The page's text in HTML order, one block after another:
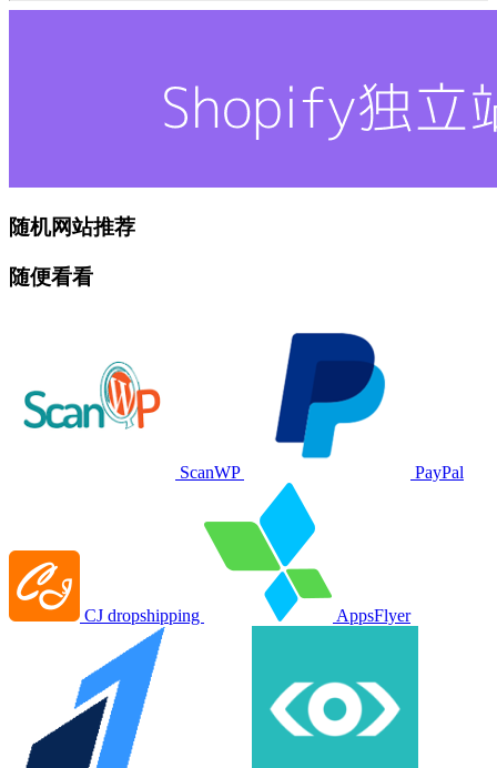
随机网站推荐
随便看看
ScanWP PayPal
CJ dropshipping AppsFlyer